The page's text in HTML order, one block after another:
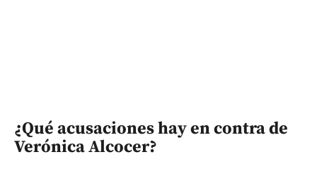
¿Qué acusaciones hay en contra de
Verónica Alcocer?